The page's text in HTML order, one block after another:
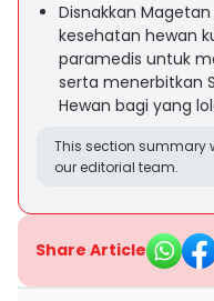
Disnakkan
kesehatan hewan
paramedis untuk
serta menerbitkan
Hewan bagi yang
This section summary
our editorial team.
Share Article